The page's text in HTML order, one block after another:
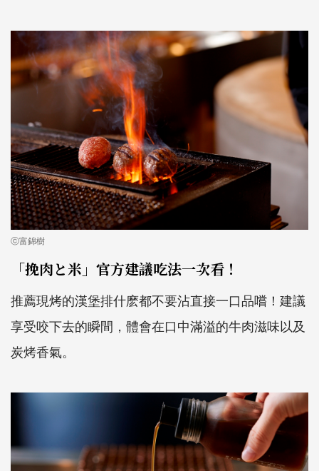
ⓒ富錦樹
「挽肉と米」官方建議吃法一次看！
推薦現烤的漢堡排什麽都不要沾直接一口品嚐！建議
享受咬下去的瞬間，體會在口中滿溢的牛肉滋味以及
炭烤香氣。